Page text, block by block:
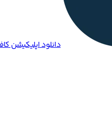
دانلود اپلیکیشن